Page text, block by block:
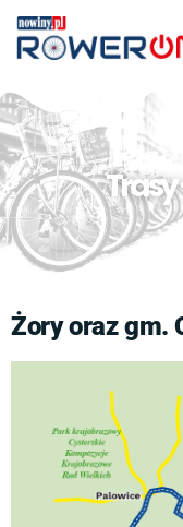
Trasy
Żory oraz gm.